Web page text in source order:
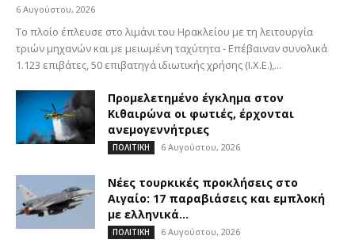
6 Αυγούστου, 2026
Το πλοίο έπλευσε στο λιμάνι του Ηρακλείου με τη λειτουργία
τριών μηχανών και με μειωμένη ταχύτητα - Επέβαιναν συνολικά
1.123 επιβάτες, 50 επιβατηγά ιδιωτικής χρήσης (Ι.Χ.Ε.),...
Προμελετημένο έγκλημα στον
Κιθαιρώνα οι φωτιές, έρχονται
ανεμογεννήτριες
ΠΟΛΙΤΙΚΗ 6 Αυγούστου, 2026
Νέες τουρκικές προκλήσεις στο
Αιγαίο: 17 παραβιάσεις και εμπλοκή
με ελληνικά...
ΠΟΛΙΤΙΚΗ 6 Αυγούστου, 2026